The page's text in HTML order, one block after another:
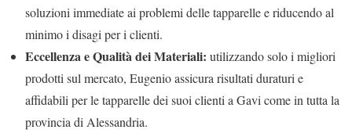
soluzioni immediate ai problemi delle tapparelle e riducendo al
minimo i disagi per i clienti.
Eccellenza e Qualità dei Materiali: utilizzando solo i migliori
prodotti sul mercato, Eugenio assicura risultati duraturi e
affidabili per le tapparelle dei suoi clienti a Gavi come in tutta la
provincia di Alessandria.